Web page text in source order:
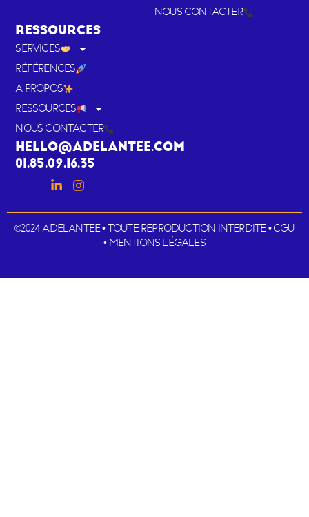
NOUS CONTACTER
RESSOURCES
SERVICES
RÉFÉRENCES
A PROPOS
RESSOURCES
NOUS CONTACTER
HELLO@ADELANTEE.COM
01.85.09.16.35
©2024 ADELANTEE • TOUTE REPRODUCTION INTERDITE • CGU
• MENTIONS LÉGALES